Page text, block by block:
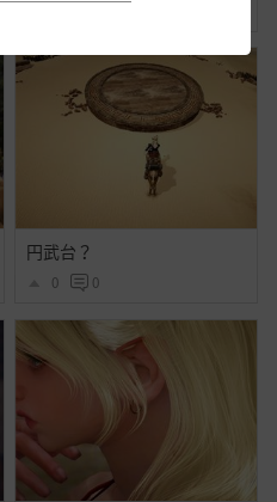
円武台？
0 0